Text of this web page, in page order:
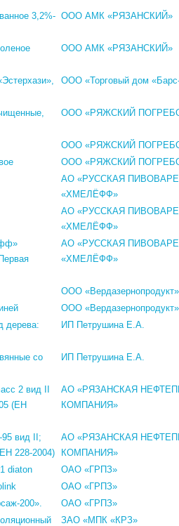
3,2%- ООО АМК «РЯЗАНСКИЙ»
ООО АМК «РЯЗАНСКИЙ»
ООО «Торговый дом
ООО «РЯЖСКИЙ
ООО «РЯЖСКИЙ
ООО «РЯЖСКИЙ
АО «РУССКАЯ
«ХМЕЛЁФФ»
АО «РУССКАЯ
«ХМЕЛЁФФ»
АО «РУССКАЯ
«ХМЕЛЁФФ»
ООО «Вердазернопродукт»
ООО «Вердазернопродукт»
дерева:
ИП Петрушина Е.А.
со
ИП Петрушина Е.А.
2 вид II
(ЕН
АО «РЯЗАНСКАЯ
КОМПАНИЯ»
вид II;
228-2004)
АО «РЯЗАНСКАЯ
КОМПАНИЯ»
diaton ОАО «ГРПЗ»
ОАО «ГРПЗ»
200».
ОАО «ГРПЗ»
ЗАО «МПК «КРЗ»